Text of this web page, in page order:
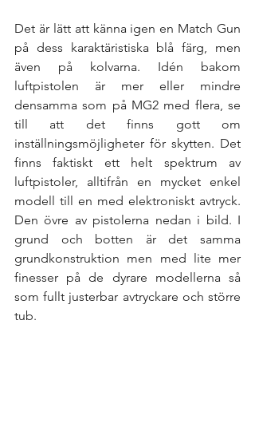
Det är lätt att känna igen en Match Gun
på dess karaktäristiska blå färg, men
även på kolvarna. Idén bakom
luftpistolen är mer eller mindre
densamma som på MG2 med flera, se
till att det finns gott om
inställningsmöjligheter för skytten. Det
finns faktiskt ett helt spektrum av
luftpistoler, alltifrån en mycket enkel
modell till en med elektroniskt avtryck.
Den övre av pistolerna nedan i bild. I
grund och botten är det samma
grundkonstruktion men med lite mer
finesser på de dyrare modellerna så
som fullt justerbar avtryckare och större
tub.